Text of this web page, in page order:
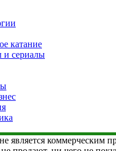
катание
сериалы
является коммерческим